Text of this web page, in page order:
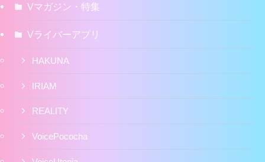
Vマガジン・特集
Vライバーアプリ
HAKUNA
IRIAM
REALITY
VoicePococha